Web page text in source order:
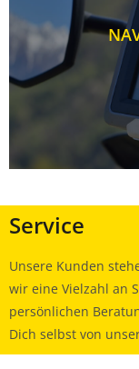
Service
Unsere Kunden
wir eine Vielzahl an
persönlichen
Dich selbst von